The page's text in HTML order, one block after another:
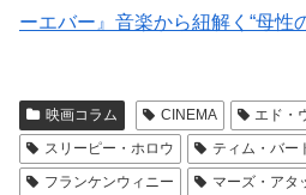
ーエバー』音楽から紐解く“母性
映画コラム CINEMA
エド・
スリーピー・ホロウ
ティム・バー
フランケンウィニー
マーズ・アタ